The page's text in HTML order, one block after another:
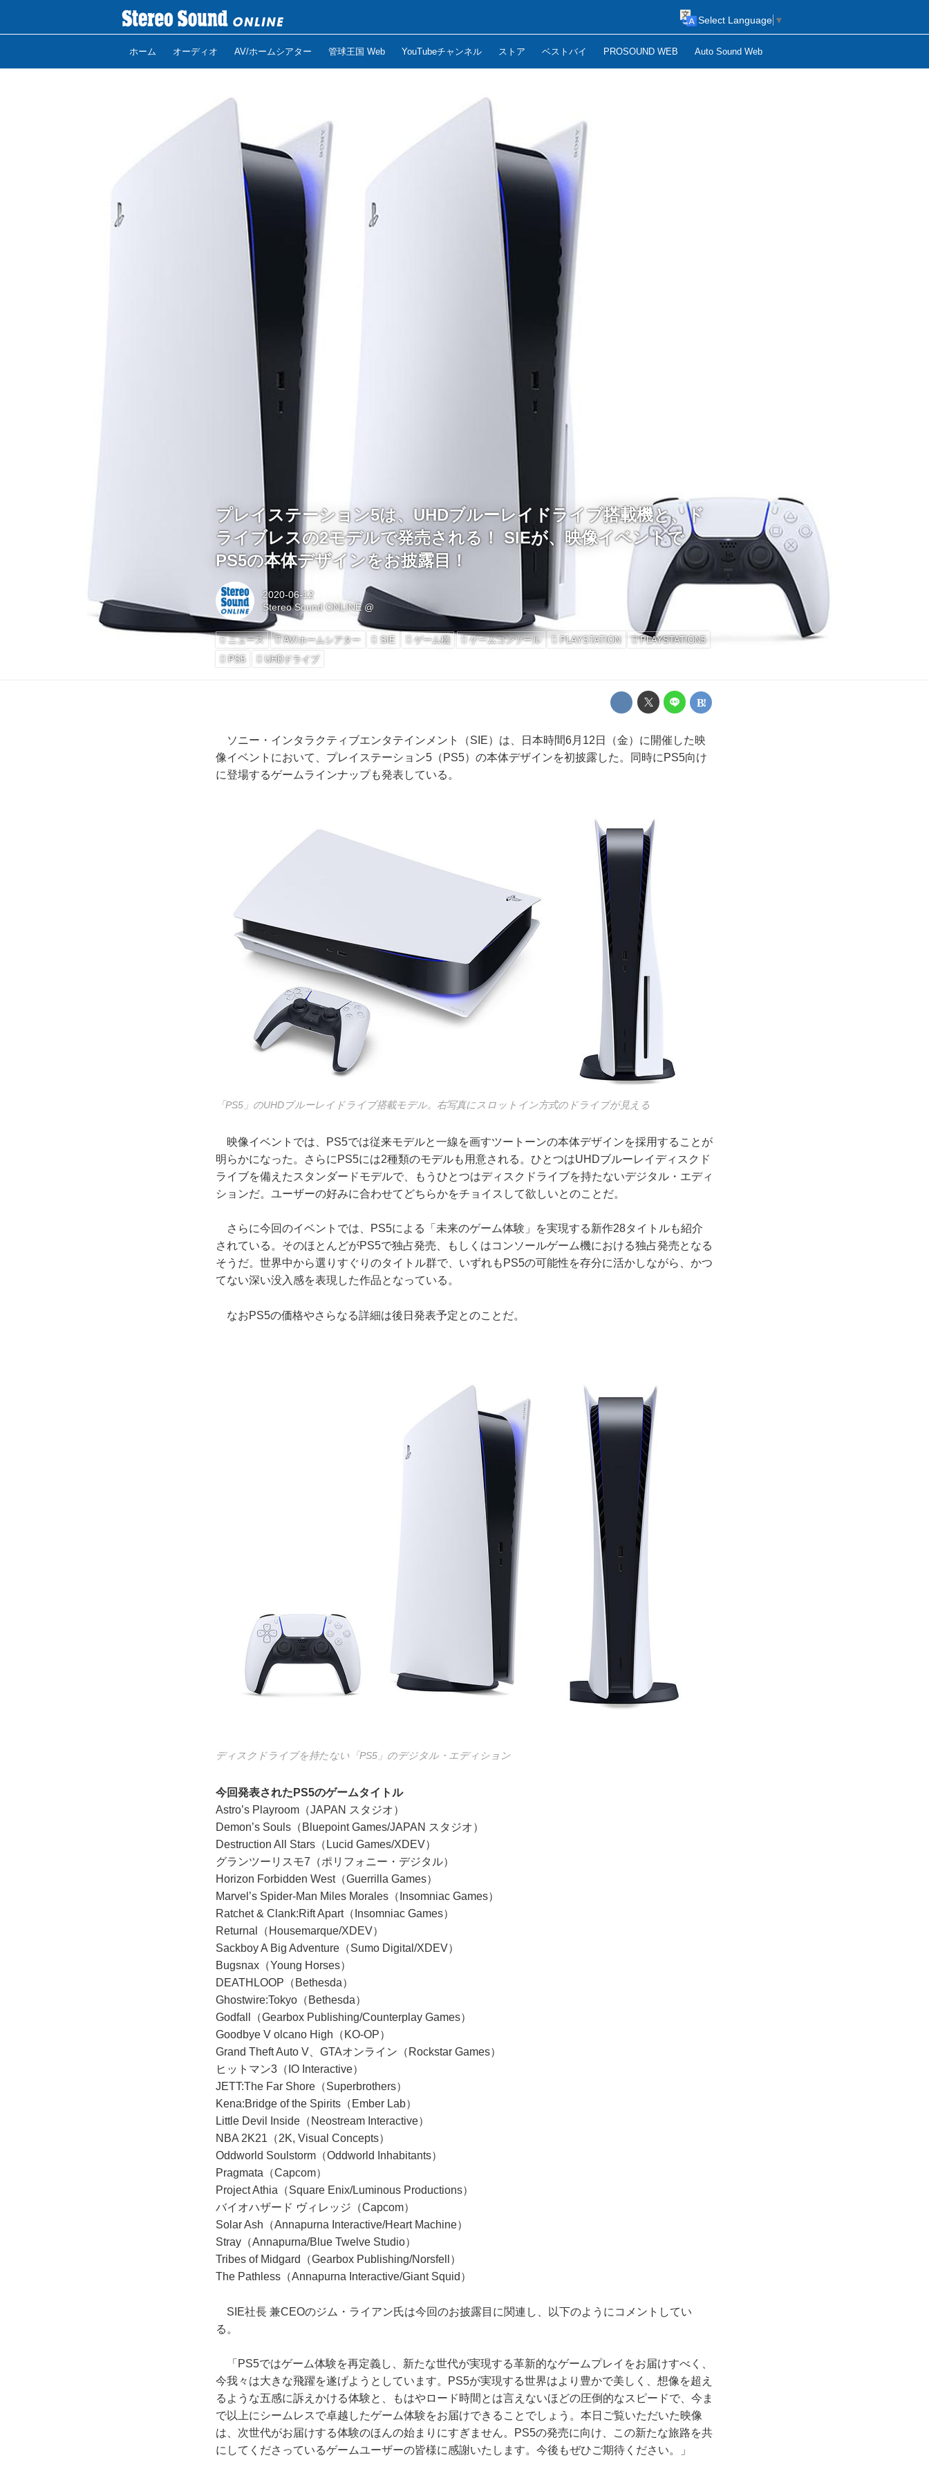
ホーム オーディオ AV/ホームシアター 管球王国 Web YouTubeチャンネル ストア ベストバイ PROSOUND WEB Auto Sound Web
Select Language ▼
プレイステーション5は、UHDブルーレイドライブ搭載機と、ド
ライブレスの2モデルで発売される！ SIEが、映像イベントで
PS5の本体デザインをお披露目！
2020-06-12
Stereo Sound ONLINE @
ニュース AV/ホームシアター SIE ゲーム機 ゲームコンソール PLAYSTATION
PLAYSTATION5
PS5
UHDドライブ
ソニー・インタラクティブエンタテインメント（SIE）は、日本時間6月12日（金）に開催した映
像イベントにおいて、プレイステーション5（PS5）の本体デザインを初披露した。同時にPS5向け
に登場するゲームラインナップも発表している。
「PS5」のUHDブルーレイドライブ搭載モデル。右写真にスロットイン方式のドライブが見える
映像イベントでは、PS5では従来モデルと一線を画すツートーンの本体デザインを採用することが
明らかになった。さらにPS5には2種類のモデルも用意される。ひとつはUHDブルーレイディスクド
ライブを備えたスタンダードモデルで、もうひとつはディスクドライブを持たないデジタル・エディ
ションだ。ユーザーの好みに合わせてどちらかをチョイスして欲しいとのことだ。
さらに今回のイベントでは、PS5による「未来のゲーム体験」を実現する新作28タイトルも紹介
されている。そのほとんどがPS5で独占発売、もしくはコンソールゲーム機における独占発売となる
そうだ。世界中から選りすぐりのタイトル群で、いずれもPS5の可能性を存分に活かしながら、かつ
てない深い没入感を表現した作品となっている。
なおPS5の価格やさらなる詳細は後日発表予定とのことだ。
ディスクドライブを持たない「PS5」のデジタル・エディション
今回発表されたPS5のゲームタイトル
Astro’s Playroom（JAPAN スタジオ）
Demon’s Souls（Bluepoint Games/JAPAN スタジオ）
Destruction All Stars（Lucid Games/XDEV）
グランツーリスモ7（ポリフォニー・デジタル）
Horizon Forbidden West（Guerrilla Games）
Marvel’s Spider-Man Miles Morales（Insomniac Games）
Ratchet & Clank:Rift Apart（Insomniac Games）
Returnal（Housemarque/XDEV）
Sackboy A Big Adventure（Sumo Digital/XDEV）
Bugsnax（Young Horses）
DEATHLOOP（Bethesda）
Ghostwire:Tokyo（Bethesda）
Godfall（Gearbox Publishing/Counterplay Games）
Goodbye V olcano High（KO-OP）
Grand Theft Auto V、GTAオンライン（Rockstar Games）
ヒットマン3（IO Interactive）
JETT:The Far Shore（Superbrothers）
Kena:Bridge of the Spirits（Ember Lab）
Little Devil Inside（Neostream Interactive）
NBA 2K21（2K, Visual Concepts）
Oddworld Soulstorm（Oddworld Inhabitants）
Pragmata（Capcom）
Project Athia（Square Enix/Luminous Productions）
バイオハザード ヴィレッジ（Capcom）
Solar Ash（Annapurna Interactive/Heart Machine）
Stray（Annapurna/Blue Twelve Studio）
Tribes of Midgard（Gearbox Publishing/Norsfell）
The Pathless（Annapurna Interactive/Giant Squid）
SIE社長 兼CEOのジム・ライアン氏は今回のお披露目に関連し、以下のようにコメントしてい
る。
「PS5ではゲーム体験を再定義し、新たな世代が実現する革新的なゲームプレイをお届けすべく、
今我々は大きな飛躍を遂げようとしています。PS5が実現する世界はより豊かで美しく、想像を超え
るような五感に訴えかける体験と、もはやロード時間とは言えないほどの圧倒的なスピードで、今ま
で以上にシームレスで卓越したゲーム体験をお届けできることでしょう。本日ご覧いただいた映像
は、次世代がお届けする体験のほんの始まりにすぎません。PS5の発売に向け、この新たな旅路を共
にしてくださっているゲームユーザーの皆様に感謝いたします。今後もぜひご期待ください。」